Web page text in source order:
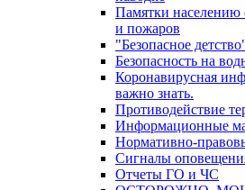
Памятки населению
и пожаров
"Безопасное
Безопасность на
Коронавирусная
важно знать.
Противодействие
Информационные
Нормативно-
Сигналы
Отчеты ГО и ЧС